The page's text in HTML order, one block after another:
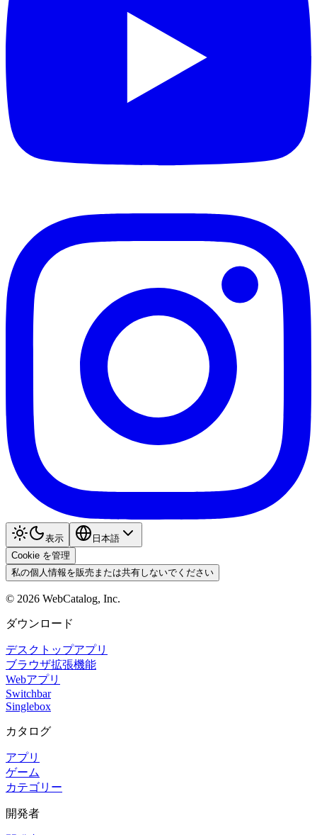
表示
日本語
Cookie を管理
私の個人情報を販売または共有しないでください
© 2026 WebCatalog, Inc.
ダウンロード
デスクトップアプリ
ブラウザ拡張機能
Webアプリ
Switchbar
Singlebox
カタログ
アプリ
ゲーム
カテゴリー
開発者